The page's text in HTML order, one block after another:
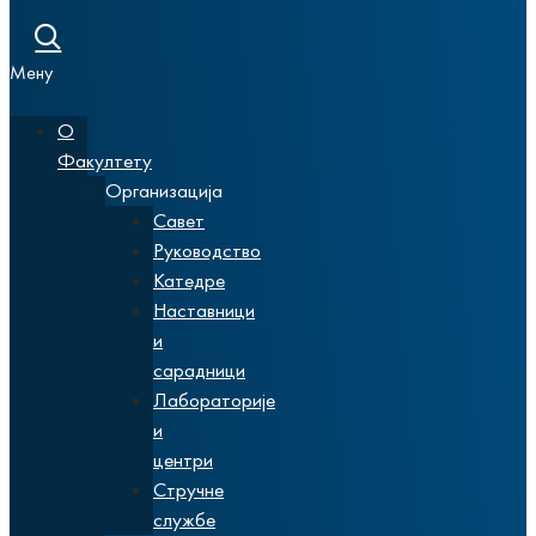
Мену
О
Факултету
Организација
Савет
Руководство
Катедре
Наставници
и
сарадници
Лабораторије
и
центри
Стручне
службе